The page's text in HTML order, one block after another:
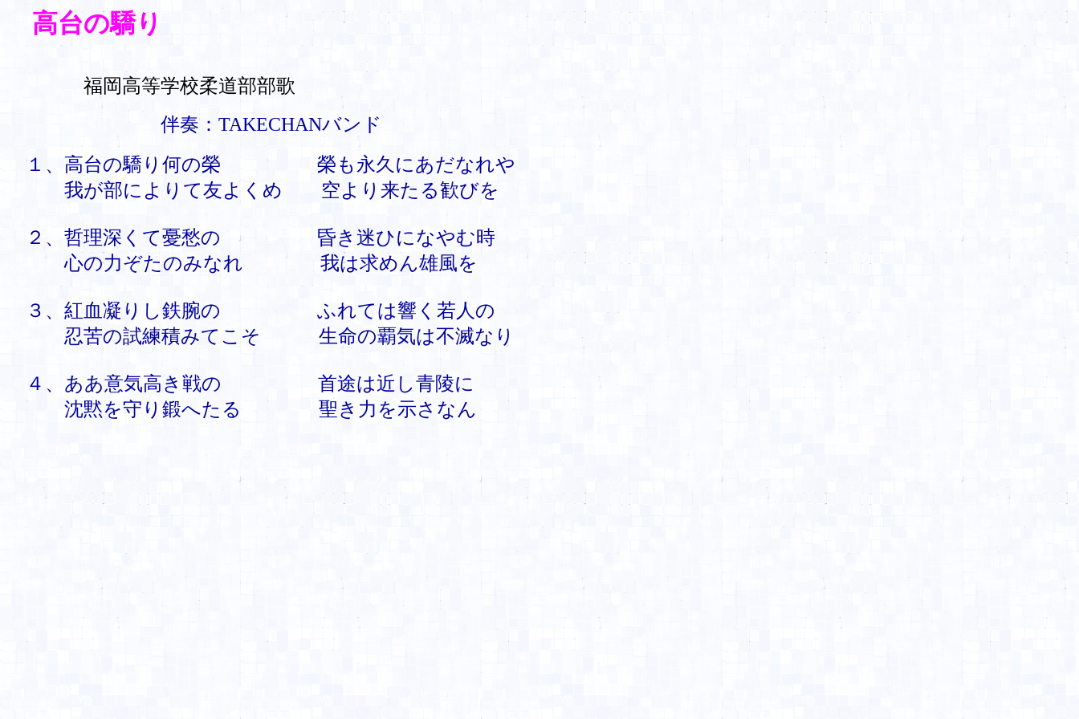
高台の驕り
福岡高等学校柔道部部歌
伴奏：TAKECHANバンド
１、高台の驕り何の榮 榮も永久にあだなれや
我が部によりて友よくめ 空より来たる歓びを
２、哲理深くて憂愁の 昏き迷ひになやむ時
心の力ぞたのみなれ 我は求めん雄風を
３、紅血凝りし鉄腕の ふれては響く若人の
忍苦の試練積みてこそ 生命の覇気は不滅なり
４、ああ意気高き戦の 首途は近し青陵に
沈黙を守り鍛へたる 聖き力を示さなん